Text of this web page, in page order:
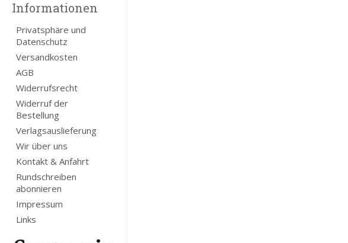
Informationen
Privatsphäre und
Datenschutz
Versandkosten
AGB
Widerrufsrecht
Widerruf der
Bestellung
Verlagsauslieferung
Wir über uns
Kontakt & Anfahrt
Rundschreiben
abonnieren
Impressum
Links